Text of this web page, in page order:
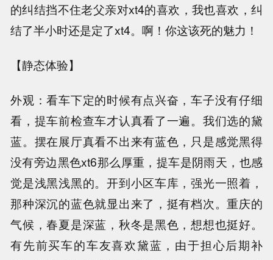
的纠结挡不住老父亲对xt4的喜欢，我也喜欢，纠
结了半小时还是定了xt4。啊！你这该死的魅力！
【静态体验】
外观：看车下定的时候有点兴奋，车子没有仔细
看，提车前检查车才认真看了一遍。我们选的黛
蓝。摆在展厅真看不出来有蓝色，只是感觉黑得
没有旁边黑色xt6那么厚重，提车是阴雨天，也感
觉是浅黑浅黑的。开到小区车库，强光一照着，
那种深沉的蓝色就显出来了，挺有档次。重庆的
气候，春夏是深蓝，秋冬是黑色，想想也挺好。
有先前买车的车友喜欢黛蓝，由于担心后期补